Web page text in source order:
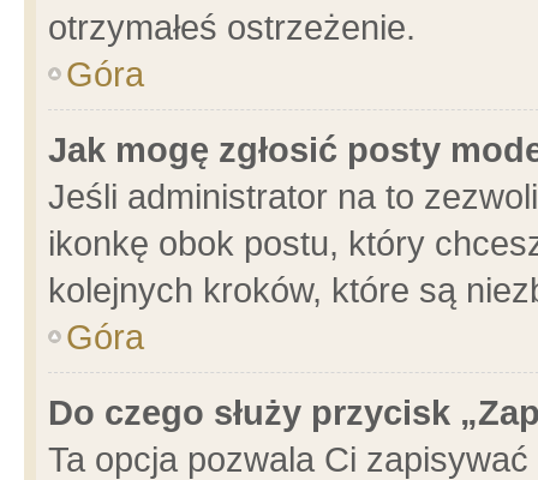
otrzymałeś ostrzeżenie.
Góra
Jak mogę zgłosić posty
Jeśli administrator na to
ikonkę obok postu, który
kolejnych kroków, które są
Góra
Do czego służy przycisk
Ta opcja pozwala Ci